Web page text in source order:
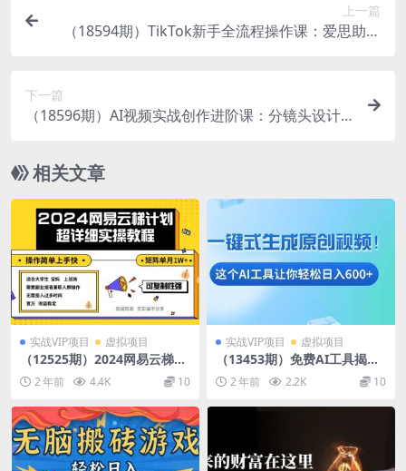
上一篇
（18594期）TikTok新手全流程操作课：爱思助手
下一篇
（18596期）AI视频实战创作进阶课：分镜头设计
程
相关文章
实战VIP项目 虚拟项目
（12525期）2024网易云梯计
划实操教程小白轻松上手 矩阵
单月1w+
2 年前 4.4K 10
实战VIP项目 虚拟项目
（13453期）免费AI工具揭
秘：手机电脑都能用，小白也
能轻松日入600+
2 年前 2.2K 10